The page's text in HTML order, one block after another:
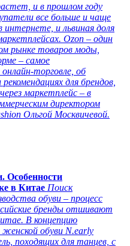
и в прошлом году
все больше и чаще
и львиная доля
Ozon – один
рынке товаров моды,
– самое
торговле, об
для брендов,
маркетплейс – в
директором
Ольгой Москвичевой.
Особенности
в Китае Поиск
обуви – процесс
бренды отшивают
В концепцию
женской обуви N.early
походящих для танцев, с